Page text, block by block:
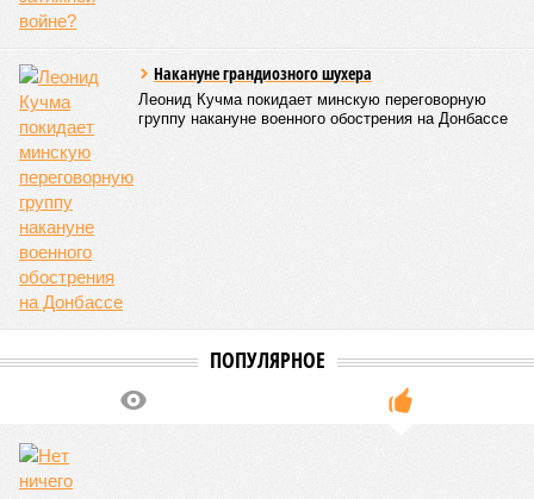
Накануне грандиозного шухера
Леонид Кучма покидает минскую переговорную
группу накануне военного обострения на Донбассе
ПОПУЛЯРНОЕ